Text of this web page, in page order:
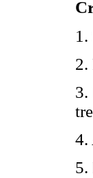
1.
2.
3.
4.
5.